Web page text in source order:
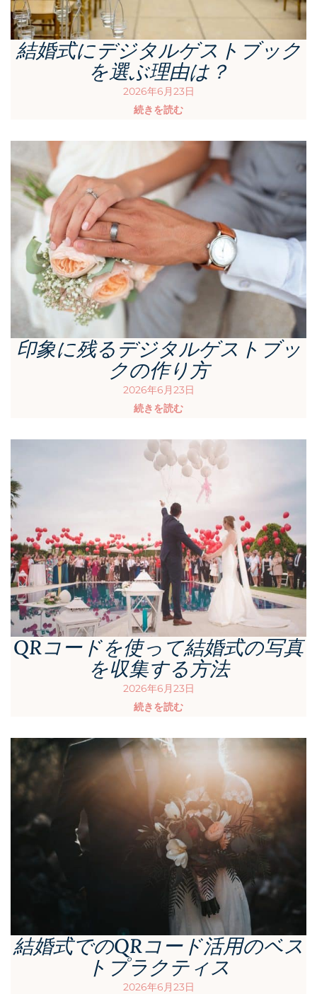
結婚式にデジタルゲストブック
を選ぶ理由は？
2026年6月23日
続きを読む
印象に残るデジタルゲストブッ
クの作り方
2026年6月23日
続きを読む
QRコードを使って結婚式の写真
を収集する方法
2026年6月23日
続きを読む
結婚式でのQRコード活用のベス
トプラクティス
2026年6月23日